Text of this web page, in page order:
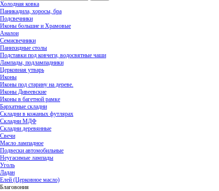
Холодная ковка
Паникадила, хоросы, бра
Подсвечники
Иконы большие и Храмовые
Аналои
Семисвечники
Панихидные столы
Подставки под ковчеги, водосвятные чаши
Лампады, подлампадники
Церковная утварь
Иконы
Иконы под старину на дереве.
Иконы Дивеевские
Иконы в багетной рамке
Бархатные складни
Складни в кожаных футлярах
Складни МДФ
Складни деревянные
Свечи
Масло лампадное
Подвески автомобильные
Неугасимые лампады
Уголь
Ладан
Елей (Церковное масло)
Благовония